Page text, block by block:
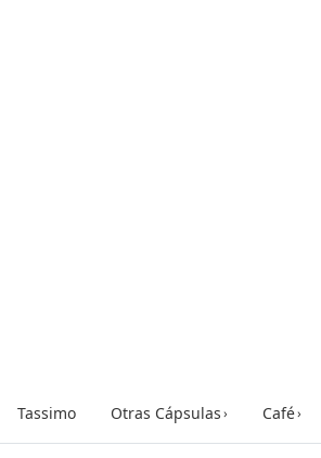
Tassimo Otras Cápsulas› Café›